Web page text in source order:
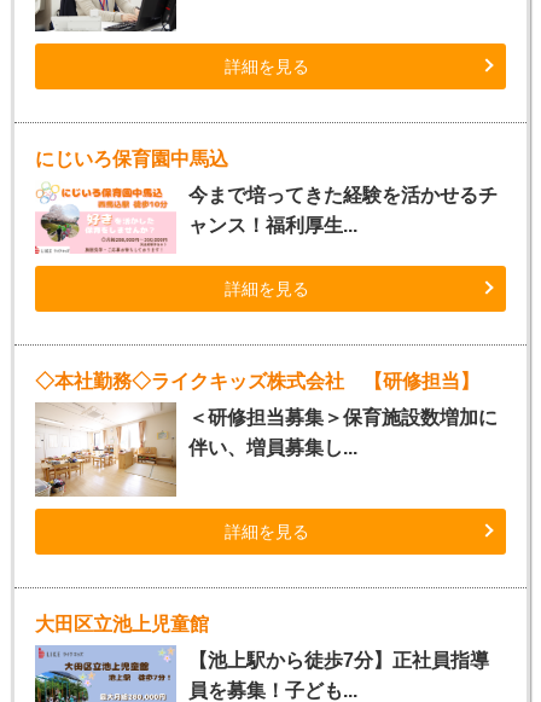
詳細を見る
にじいろ保育園中馬込
今まで培ってきた経験を活かせるチ
ャンス！福利厚生...
詳細を見る
◇本社勤務◇ライクキッズ株式会社 【研修担当】
＜研修担当募集＞保育施設数増加に
伴い、増員募集し...
詳細を見る
大田区立池上児童館
【池上駅から徒歩7分】正社員指導
員を募集！子ども...